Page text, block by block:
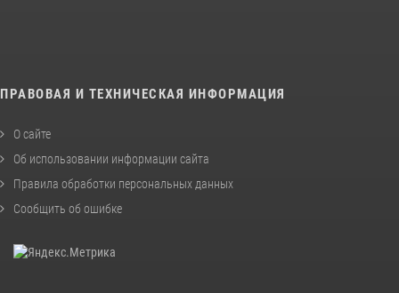
ПРАВОВАЯ И ТЕХНИЧЕСКАЯ ИНФОРМАЦИЯ
О сайте
Об использовании информации сайта
Правила обработки персональных данных
Сообщить об ошибке